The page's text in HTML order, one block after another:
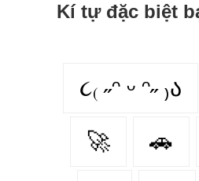
Kí tự đặc biệt
૮₍ ˶ᵔ ᵕ ᵔ˶ ₎ა
🚀 🚗